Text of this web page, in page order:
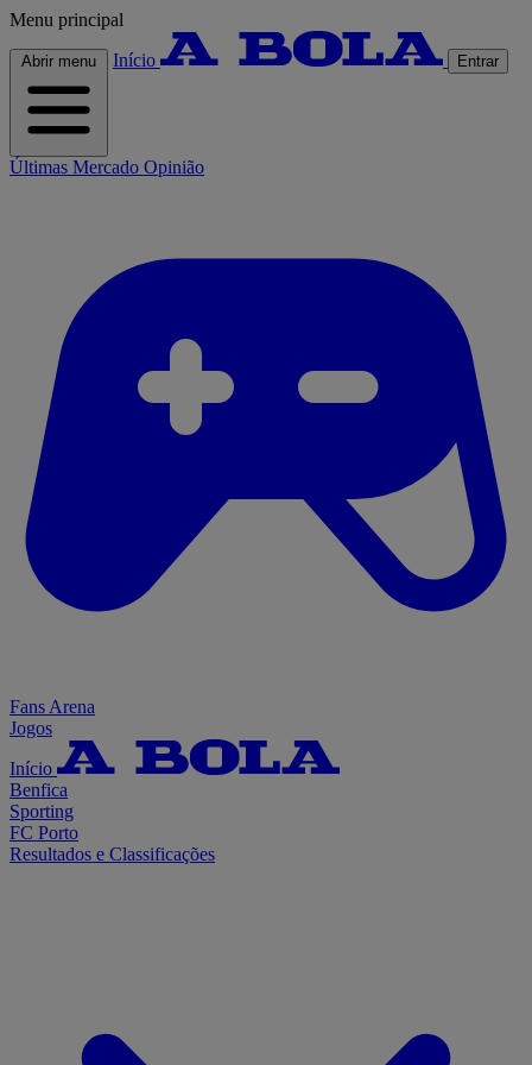
Menu principal
Abrir menu Início Entrar
Últimas Mercado Opinião
Fans Arena
Jogos
Início
Benfica
Sporting
FC Porto
Resultados e Classificações